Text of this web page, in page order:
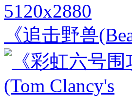
5120x2880
《追击野兽